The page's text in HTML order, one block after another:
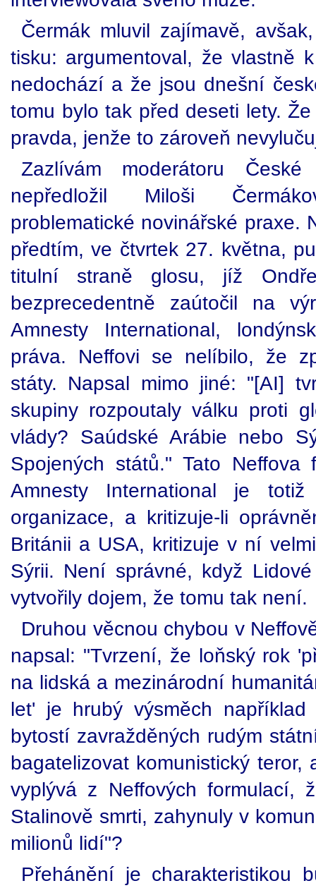
Čermák mluvil zajímavě,
tisku: argumentoval, že vlastně
nedochází a že jsou dnešní
tomu bylo tak před deseti lety.
pravda, jenže to zároveň
Zazlívám moderátoru
nepředložil Miloši
problematické novinářské praxe.
předtím, ve čtvrtek 27. května,
titulní straně glosu, jíž
bezprecedentně zaútočil na
Amnesty International,
práva. Neffovi se nelíbilo, že
státy. Napsal mimo jiné: "[AI]
skupiny rozpoutaly válku proti
vlády? Saúdské Arábie nebo
Spojených států." Tato Neffova
Amnesty International je totiž
organizace, a kritizuje-li
Británii a USA, kritizuje v ní
Sýrii. Není správné, když
vytvořily dojem, že tomu tak není.
Druhou věcnou chybou v
napsal: "Tvrzení, že loňský rok
na lidská a mezinárodní
let' je hrubý výsměch například
bytostí zavražděných rudým
bagatelizovat komunistický
vyplývá z Neffových formulací,
Stalinově smrti, zahynuly v
milionů lidí"?
Přehánění je charakteristikou